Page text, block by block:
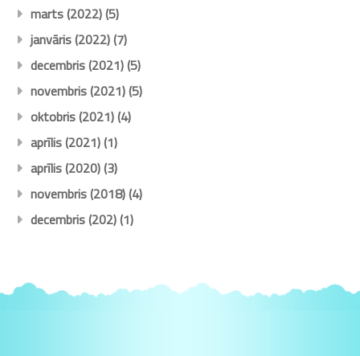
marts (2022)(5)
janvāris (2022)(7)
decembris (2021)(5)
novembris (2021)(5)
oktobris (2021)(4)
aprīlis (2021)(1)
aprīlis (2020)(3)
novembris (2018)(4)
decembris (202)(1)